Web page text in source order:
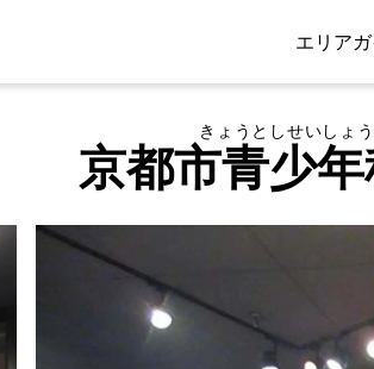
エリア
京都市青少
きょうとしせいしょ